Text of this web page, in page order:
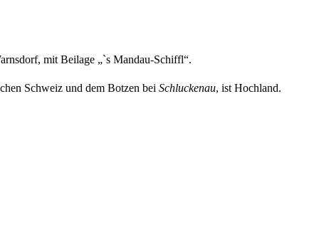
mit Beilage „`s Mandau-Schiffl“.
Schweiz und dem Botzen bei Schluckenau, ist Hochland.